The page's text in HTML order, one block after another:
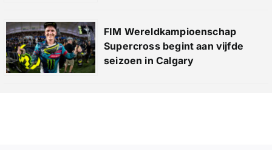
FIM Wereldkampioenschap
Supercross begint aan vijfde
seizoen in Calgary